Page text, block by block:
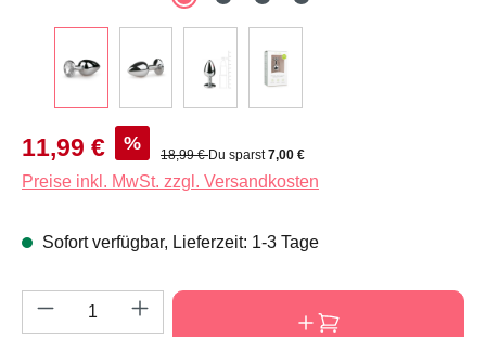
Verkaufspreis:
11,99 € % Regulärer Preis:
18,99 €Du sparst7,00 €
Preise inkl. MwSt. zzgl. Versandkosten
Sofort verfügbar, Lieferzeit: 1-3 Tage
Produkt Anzahl: Gib den gewünschten